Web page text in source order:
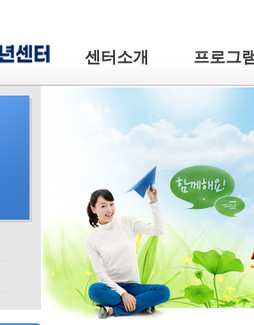
센터소개 프로그